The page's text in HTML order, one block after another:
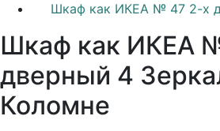
Шкаф как ИКЕА № 47 2-х
Шкаф как ИКЕА
дверный 4
Коломне